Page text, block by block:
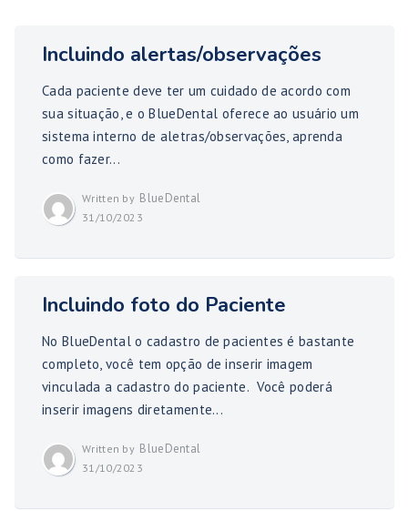
Incluindo alertas/observações
Cada paciente deve ter um cuidado de acordo com
sua situação, e o BlueDental oferece ao usuário um
sistema interno de aletras/observações, aprenda
como fazer...
Written by BlueDental
31/10/2023
Incluindo foto do Paciente
No BlueDental o cadastro de pacientes é bastante
completo, você tem opção de inserir imagem
vinculada a cadastro do paciente. Você poderá
inserir imagens diretamente...
Written by BlueDental
31/10/2023